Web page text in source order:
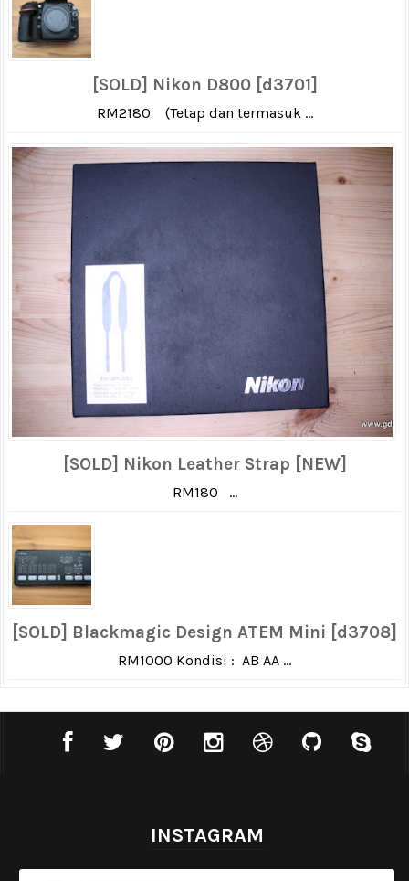
[SOLD] Nikon D800 [d3701]
RM2180 (Tetap dan termasuk ...
[SOLD] Nikon Leather Strap [NEW]
RM180 ...
[SOLD] Blackmagic Design ATEM Mini [d3708]
RM1000 Kondisi : AB AA ...
INSTAGRAM